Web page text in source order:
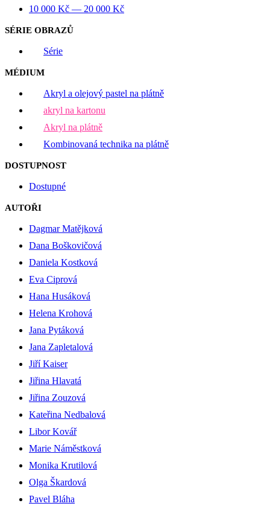
10 000 Kč — 20 000 Kč
SÉRIE OBRAZŮ
Série
MÉDIUM
Akryl a olejový pastel na plátně
akryl na kartonu
Akryl na plátně
Kombinovaná technika na plátně
DOSTUPNOST
Dostupné
AUTOŘI
Dagmar Matějková
Dana Boškovičová
Daniela Kostková
Eva Ciprová
Hana Husáková
Helena Krohová
Jana Pytáková
Jana Zapletalová
Jiří Kaiser
Jiřina Hlavatá
Jiřina Zouzová
Kateřina Nedbalová
Libor Kovář
Marie Náměstková
Monika Krutilová
Olga Škardová
Pavel Bláha